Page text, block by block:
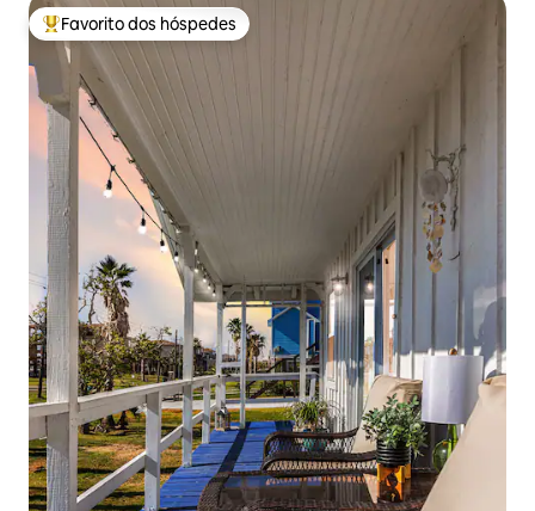
Favoritos dos hóspedes mais apreciados
Favorito dos hóspedes